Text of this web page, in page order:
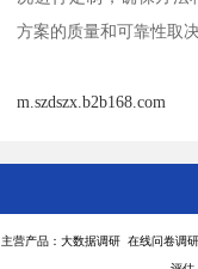
方案的质量和可靠性取
m.szdszx.b2b168.com
主营产品：大数据调研 在线问卷调